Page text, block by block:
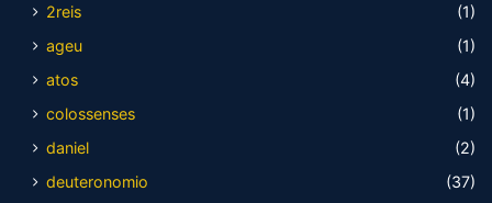
2reis
(1)
ageu
(1)
atos
(4)
colossenses
(1)
daniel
(2)
deuteronomio
(37)